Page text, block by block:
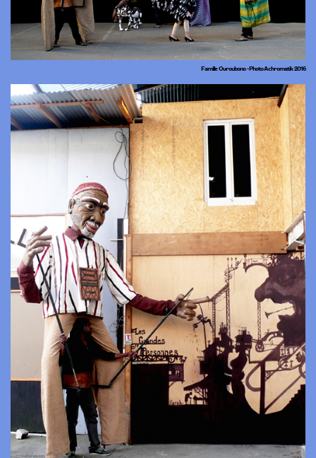
Famille Ouroubono - Photo Achromatik 2016